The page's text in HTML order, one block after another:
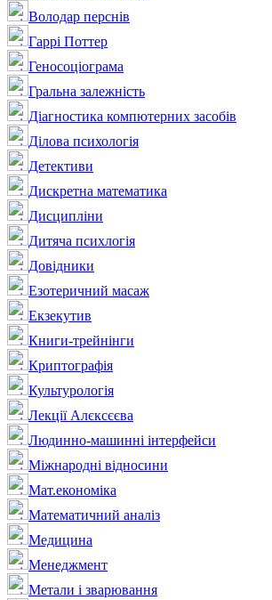
Володар перснів
Гаррі Поттер
Геносоціограма
Гральна залежність
Діагностика компютерних засобів
Ділова психологія
Детективи
Дискретна математика
Дисципліни
Дитяча психлогія
Довідники
Езотеричний масаж
Екзекутив
Книги-трейнінги
Криптографія
Культурологія
Лекції Алєксєєва
Людинно-машинні інтерфейси
Міжнародні відносини
Мат.економіка
Математичний аналіз
Медицина
Менеджмент
Метали і зварювання